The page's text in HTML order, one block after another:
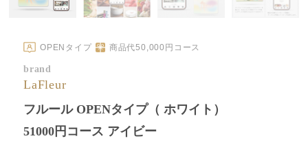
OPENタイプ 商品代50,000 円コース
brand
LaFleur
フルール OPENタイプ（ ホワイト）
51000円コース アイビー